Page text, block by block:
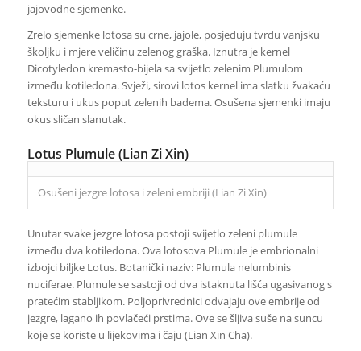
jajovodne sjemenke.
Zrelo sjemenke lotosa su crne, jajole, posjeduju tvrdu vanjsku
školjku i mjere veličinu zelenog graška. Iznutra je kernel
Dicotyledon kremasto-bijela sa svijetlo zelenim Plumulom
između kotiledona. Svježi, sirovi lotos kernel ima slatku žvakaću
teksturu i ukus poput zelenih badema. Osušena sjemenki imaju
okus sličan slanutak.
Lotus Plumule (Lian Zi Xin)
Osušeni jezgre lotosa i zeleni embriji (Lian Zi Xin)
Unutar svake jezgre lotosa postoji svijetlo zeleni plumule
između dva kotiledona. Ova lotosova Plumule je embrionalni
izbojci biljke Lotus. Botanički naziv: Plumula nelumbinis
nuciferae. Plumule se sastoji od dva istaknuta lišća ugasivanog s
pratećim stabljikom. Poljoprivrednici odvajaju ove embrije od
jezgre, lagano ih povlačeći prstima. Ove se šljiva suše na suncu
koje se koriste u lijekovima i čaju (Lian Xin Cha).